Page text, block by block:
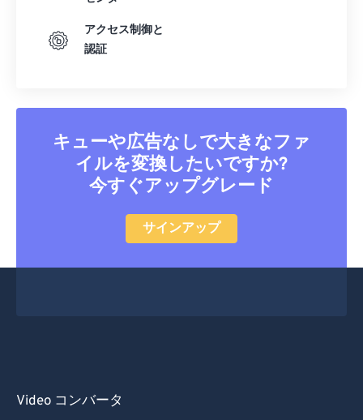
アクセス制御と
認証
キューや広告なしで大きなファ
イルを変換したいですか?
今すぐアップグレード
サインアップ
Video コンバータ